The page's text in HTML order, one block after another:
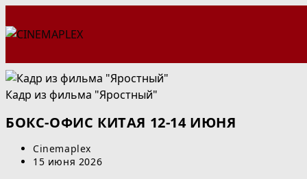
к
Кадр из фильма "Яростный"
БОКС-ОФИС КИТАЯ 12-14 ИЮНЯ
Автор
записи:
Cinemaplex
Запись
15 июня 2026